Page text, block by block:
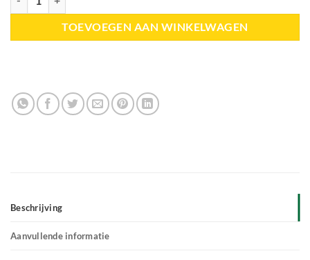
TOEVOEGEN AAN WINKELWAGEN
Beschrijving
Aanvullende informatie